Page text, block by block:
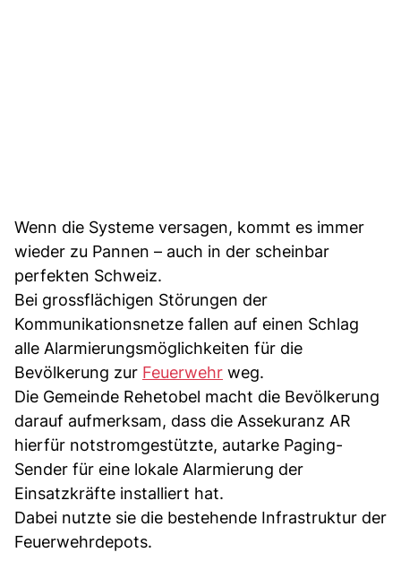
Wenn die Systeme versagen, kommt es immer
wieder zu Pannen – auch in der scheinbar
perfekten Schweiz.
Bei grossflächigen Störungen der
Kommunikationsnetze fallen auf einen Schlag
alle Alarmierungsmöglichkeiten für die
Bevölkerung zur Feuerwehr weg.
Die Gemeinde Rehetobel macht die Bevölkerung
darauf aufmerksam, dass die Assekuranz AR
hierfür notstromgestützte, autarke Paging-
Sender für eine lokale Alarmierung der
Einsatzkräfte installiert hat.
Dabei nutzte sie die bestehende Infrastruktur der
Feuerwehrdepots.